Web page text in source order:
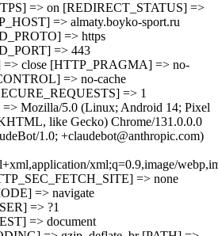
=> on [REDIRECT_STATUS] =>
=> almaty.boyko-sport.ru
=> https
=> 443
close [HTTP_PRAGMA] => no-
=> no-cache
=> 1
Mozilla/5.0 (Linux; Android 14; Pixel
like Gecko) Chrome/131.0.0.0
1.0; +claudebot@anthropic.com)
xml;q=0.9,image/
=> none
=> navigate
=> ?1
=> document